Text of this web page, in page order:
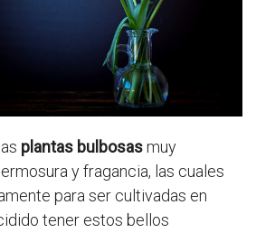
plantas bulbosasmuy
y fragancia, las cuales
para ser cultivadas en
tener estos bellos